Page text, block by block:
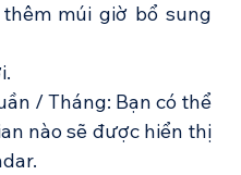
múi giờ bổ sung
/ Tháng: Bạn có thể
nào sẽ được hiển thị